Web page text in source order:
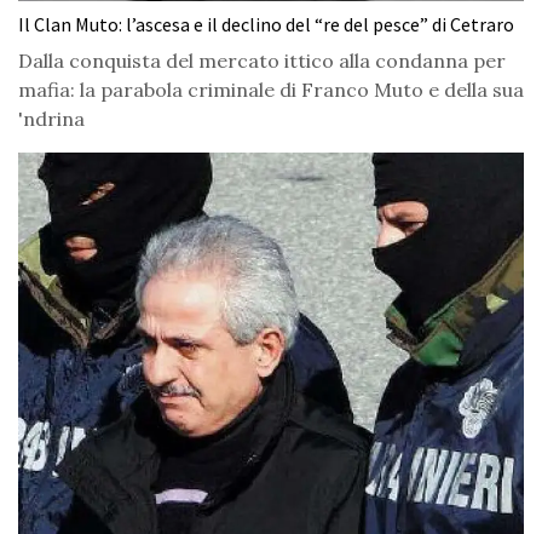
Il Clan Muto: l’ascesa e il declino del “re del pesce” di Cetraro
Dalla conquista del mercato ittico alla condanna per
mafia: la parabola criminale di Franco Muto e della sua
'ndrina